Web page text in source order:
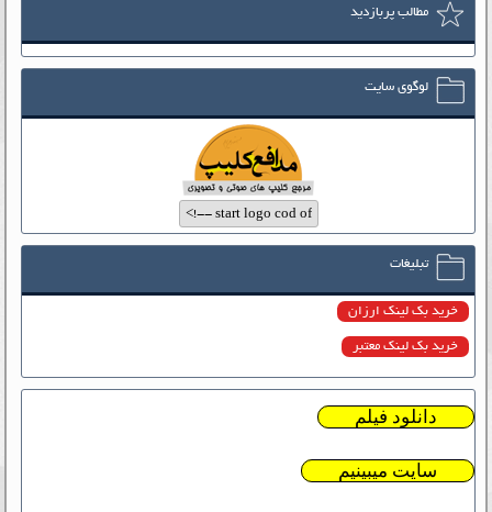
مطالب پربازدید
لوگوی سایت
تبلیغات
خرید بک لینک ارزان
خرید بک لینک معتبر
دانلود فیلم
سایت میبینیم